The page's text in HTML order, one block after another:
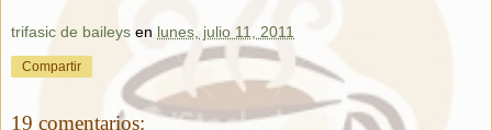
trifasic de baileys en lunes, julio 11, 2011
Compartir
19 comentarios: